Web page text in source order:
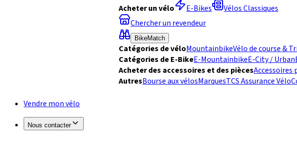
Acheter un vélo E-Bikes
Vélos Classiques
Chercher un revendeur
BikeMatch
Catégories de véloMountainbikeVélo de course &
Catégories de E-BikeE-MountainbikeE-City / Urban
Acheter des accessoires et des piècesAccessoires
AutresBourse aux vélosMarquesTCS Assurance Vélo
Vendre mon vélo
Nous contacter